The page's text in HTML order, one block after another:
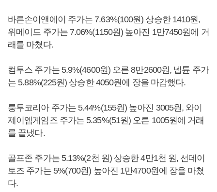
바른손이앤에이 주가는 7.63%(100원) 상승한 1410원,
위메이드 주가는 7.06%(1150원) 높아진 1만7450원에 거
래를 마쳤다.
컴투스 주가는 5.9%(4600원) 오른 8만2600원, 넵튠 주가
는 5.88%(225원) 상승한 4050원에 장을 마감했다.
룽투코리아 주가는 5.44%(155원) 높아진 3005원, 와이
제이엠게임즈 주가는 5.35%(51원) 오른 1005원에 거래
를 끝냈다.
골프존 주가는 5.13%(2천 원) 상승한 4만1천 원, 선데이
토즈 주가는 5%(700원) 높아진 1만4700원에 장을 마쳤
다.